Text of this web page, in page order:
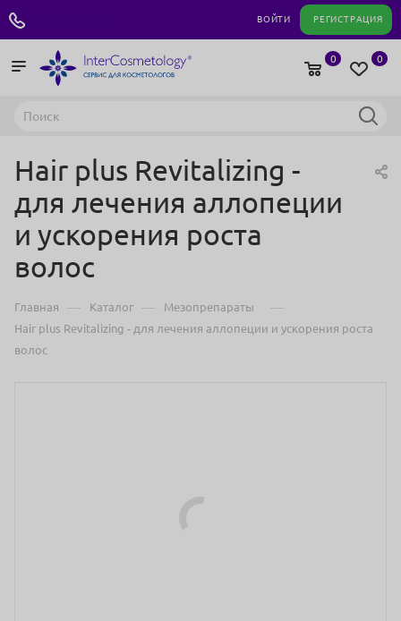
ВОЙТИ РЕГИСТРАЦИЯ
0
0
Hair plus Revitalizing -
для лечения аллопеции
и ускорения роста
волос
Главная — Каталог — Мезопрепараты —
Hair plus Revitalizing - для лечения аллопеции и ускорения роста
волос